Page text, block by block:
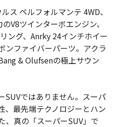
ス ペルフォルマンテ 4WD、
V8ツインターボエンジン、
ング、Anrky 24インチホイー
ンファイバーパーツ。アクラ
& Olufsenの極上サウン
SUVではありません。スーパ
、最先端テクノロジーとハン
、真の「スーパーSUV」で